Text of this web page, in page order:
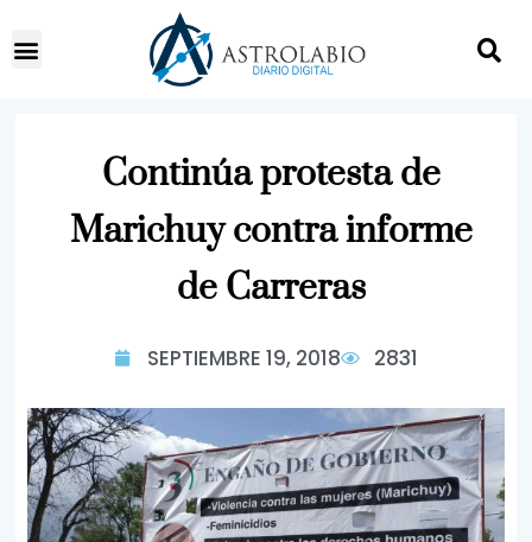
Continúa protesta de
Marichuy contra informe
de Carreras
SEPTIEMBRE 19, 2018 2831